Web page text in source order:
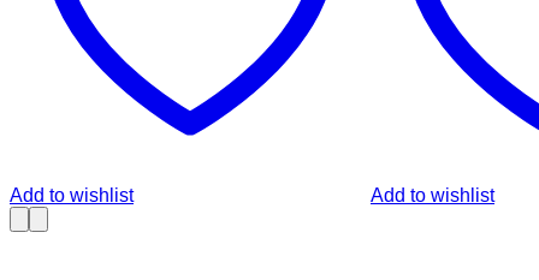
Add to wishlist Add to wishlist